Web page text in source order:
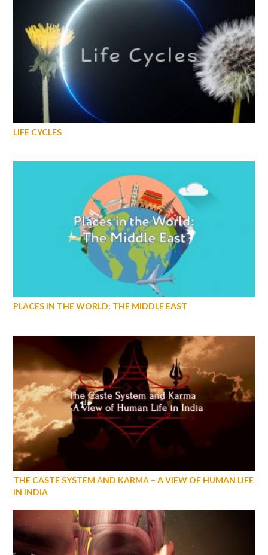
LIFE CYCLES
PLACES IN THE WORLD: THE MIDDLE EAST
THE CASTE SYSTEM AND KARMA – A VIEW OF HUMAN LIFE
IN INDIA